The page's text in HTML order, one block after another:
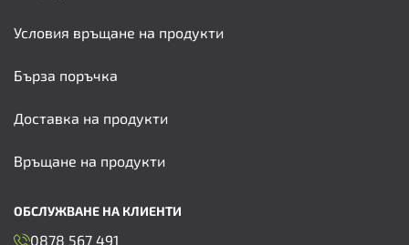
Условия връщане на продукти
Бърза поръчка
Доставка на продукти
Връщане на продукти
ОБСЛУЖВАНЕ НА КЛИЕНТИ
0878 567 491